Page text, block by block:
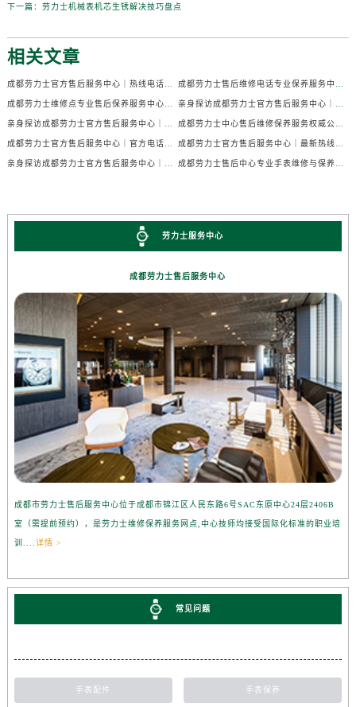
下一篇： 劳力士机械表机芯生锈解决技巧盘点
相关文章
劳力士服务中心
成都劳力士售后服务中心
成都市劳力士售后服务中心位于成都市锦江区人民东路6号SAC东原中心24层2406B
室（需提前预约），是劳力士维修保养服务网点,中心技师均接受国际化标准的职业培
训.... 详情 >
常见问题
手表配件 手表保养